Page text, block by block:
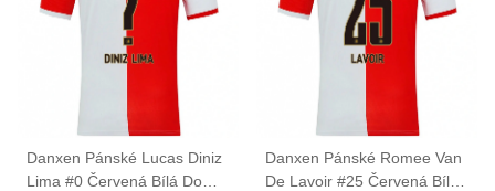
Danxen Pánské Lucas Diniz
Lima #0 Červená Bílá Domů
Danxen Pánské Romee Van
De Lavoir #25 Červená Bílá